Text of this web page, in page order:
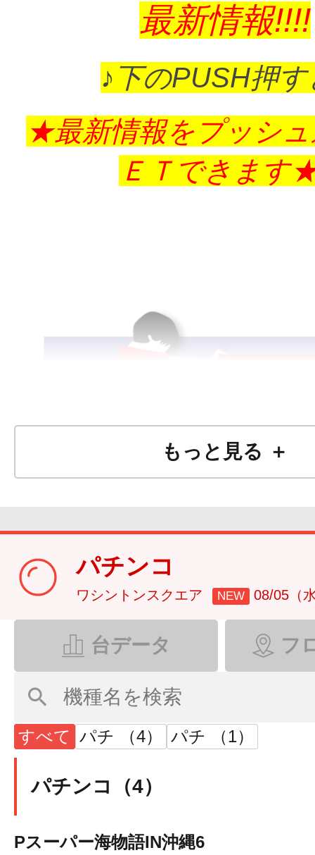
最新情報!!!!
♪下のPUSH押す
★最新情報をプッシ
ＥＴできます
★8/9日曜日★
★新台入替
★朝9時開店
お客様のご来
お待ちしており
もっと見る ＋
パチンコ
ワシントンスクエア NEW 08/05（
台データ フ
すべて パチ （4） パチ （1）
パチンコ（4）
Pスーパー海物語IN沖縄6